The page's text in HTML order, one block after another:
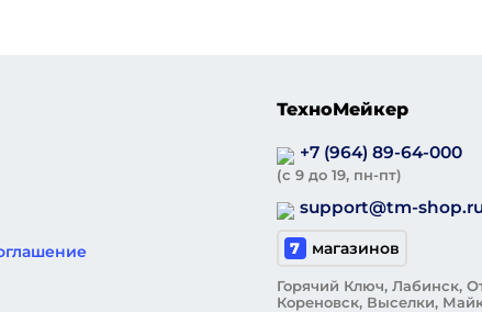
ТехноМейкер
+7 (964) 89-64-000
(с 9 до 19, пн-пт)
support@tm-
7 магазинов
Горячий Ключ, Лабинск,
Кореновск, Выселки,